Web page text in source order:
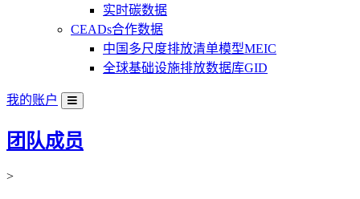
实时碳数据
CEADs合作数据
中国多尺度排放清单模型MEIC
全球基础设施排放数据库GID
我的账户
团队成员
>